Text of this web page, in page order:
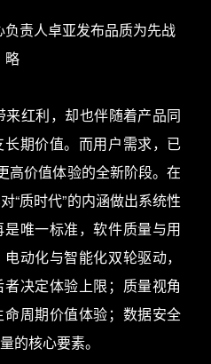
责人卓亚发布品质为先战
略
红利，却也伴随着产品同
期价值。而用户需求，已
高价值体验的全新阶段。在
“质时代”的内涵做出系统性
唯一标准，软件质量与用
动化与智能化双轮驱动，
决定体验上限；质量视角
周期价值体验；数据安全
的核心要素。